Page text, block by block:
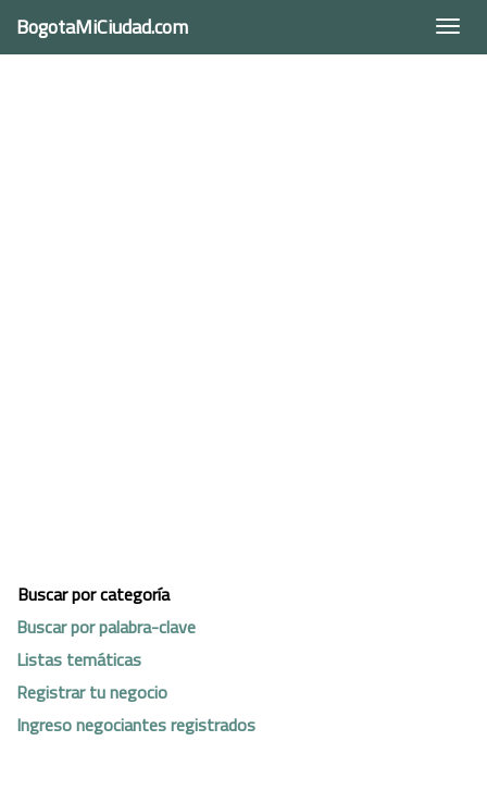
BogotaMiCiudad.com
Buscar por categoría
Buscar por palabra-clave
Listas temáticas
Registrar tu negocio
Ingreso negociantes registrados